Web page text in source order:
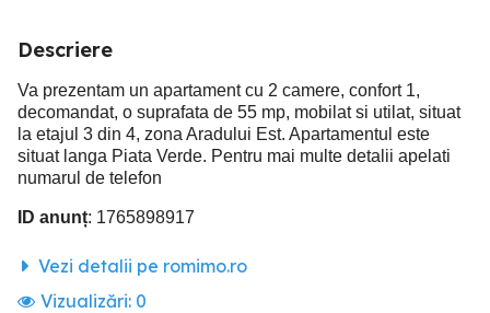
Descriere
Va prezentam un apartament cu 2 camere, confort 1,
decomandat, o suprafata de 55 mp, mobilat si utilat, situat
la etajul 3 din 4, zona Aradului Est. Apartamentul este
situat langa Piata Verde. Pentru mai multe detalii apelati
numarul de telefon
ID anunț: 1765898917
Vezi detalii pe romimo.ro
Vizualizări: 0